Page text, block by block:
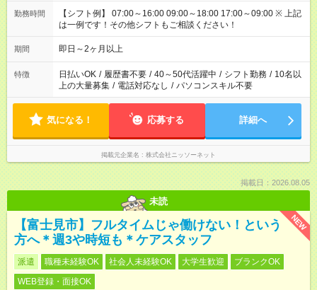
勤務時間
【シフト例】 07:00～16:00 09:00～18:00 17:00～09:00 ※ 上記
は一例です！その他シフトもご相談ください！
期間 即日～2ヶ月以上
特徴 日払いOK / 履歴書不要 / 40～50代活躍中 / シフト勤務 / 10名以
上の大量募集 / 電話対応なし / パソコンスキル不要
気になる！ 応募する 詳細へ
掲載元企業名 株式会社ニッソーネット
掲載日：2026.08.05
未読
NEW
【富士見市】フルタイムじゃ働けない！という
方へ＊週3や時短も＊ケアスタッフ
派遣 職種未経験OK 社会人未経験OK 大学生歓迎
ブランクOK
WEB登録・面接OK